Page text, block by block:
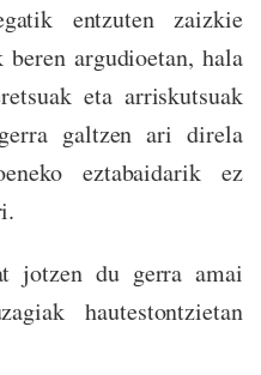
entzuten zaizkie
argudioetan, hala
eta arriskutsuak
galtzen ari direla
eztabaidarik ez
jotzen du gerra amai
hautestontzietan